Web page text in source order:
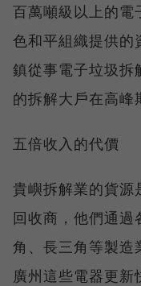
百萬噸級以上的電
色和平組織提供的
鎮從事電子垃圾拆
的拆解大戶在高峰
五倍收入的代價
貴嶼拆解業的貨源
回收商，他們通過
角、長三角等製造
廣州這些電器更